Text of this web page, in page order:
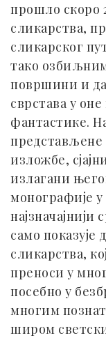
прошло скоро
сликарства,
сликарског
тако
површини и
сврстава у
фантастике.
представљене
изложбе,
излагани
монографије у
само показује
сликарства,
преноси у
посебно у
многим
широм